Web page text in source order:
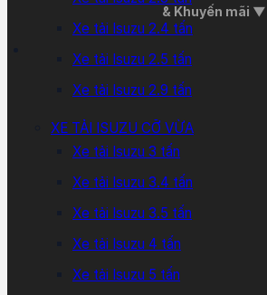
& Khuyến mãi ▼
Xe tải Isuzu 2.4 tấn
Xe tải Isuzu 2.5 tấn
Xe tải Isuzu 2.9 tấn
XE TẢI ISUZU CỠ VỪA
Xe tải Isuzu 3 tấn
Xe tải Isuzu 3.4 tấn
Xe tải Isuzu 3.5 tấn
Xe tải Isuzu 4 tấn
Xe tải Isuzu 5 tấn